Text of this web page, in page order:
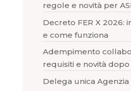
regole e novità per
Decreto FER X 2026:
e come funziona
Adempimento
requisiti e novità
Delega unica